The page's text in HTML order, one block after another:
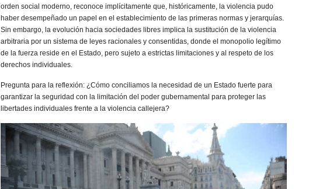
orden social moderno, reconoce implícitamente que, históricamente, la violencia pudo
haber desempeñado un papel en el establecimiento de las primeras normas y jerarquías.
Sin embargo, la evolución hacia sociedades libres implica la sustitución de la violencia
arbitraria por un sistema de leyes racionales y consentidas, donde el monopolio legítimo
de la fuerza reside en el Estado, pero sujeto a estrictas limitaciones y al respeto de los
derechos individuales.
Pregunta para la reflexión: ¿Cómo conciliamos la necesidad de un Estado fuerte para
garantizar la seguridad con la limitación del poder gubernamental para proteger las
libertades individuales frente a la violencia callejera?